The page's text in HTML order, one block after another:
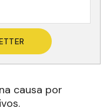
causa por